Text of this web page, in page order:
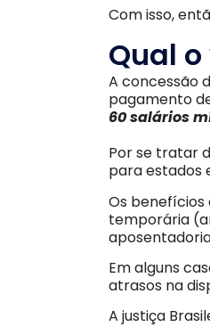
Com isso,
Qual o
A concessão
pagamento
60 salários
Por se tratar
para estados
Os
temporária
Em alguns
atrasos na
A justiça